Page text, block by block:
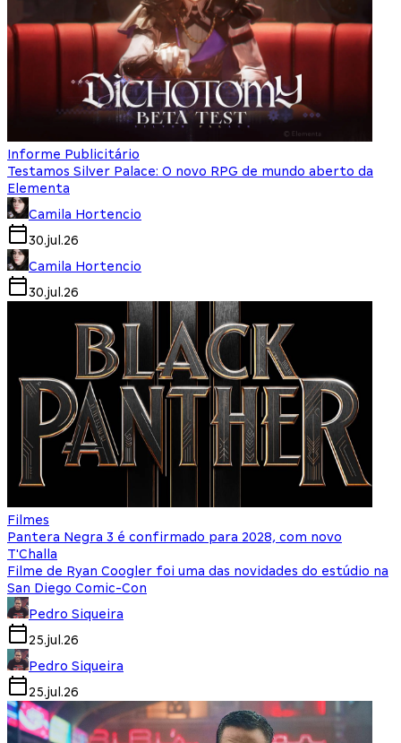
Informe Publicitário
Testamos Silver Palace: O novo RPG de mundo aberto da
Elementa
Camila Hortencio
30.jul.26
Camila Hortencio
30.jul.26
Filmes
Pantera Negra 3 é confirmado para 2028, com novo
T'Challa
Filme de Ryan Coogler foi uma das novidades do estúdio na
San Diego Comic-Con
Pedro Siqueira
25.jul.26
Pedro Siqueira
25.jul.26